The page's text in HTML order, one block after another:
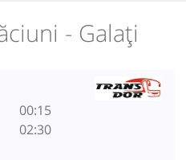
- Galați
00:15
02:30